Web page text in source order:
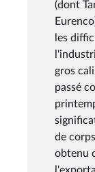
(dont
les
gros
passé
de
obtenu